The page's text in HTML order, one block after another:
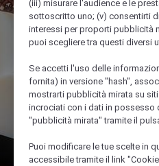
(iii) misurare l'audience e le
sottoscritto uno; (v) consentirti
interessi per proporti pubblicità
puoi scegliere tra questi diversi
Se accetti l'uso delle
fornita) in versione "hash",
mostrarti pubblicità mirata su
incrociati con i dati in possesso
"pubblicità mirata" tramite il
Puoi modificare le tue scelte in
accessibile tramite il link